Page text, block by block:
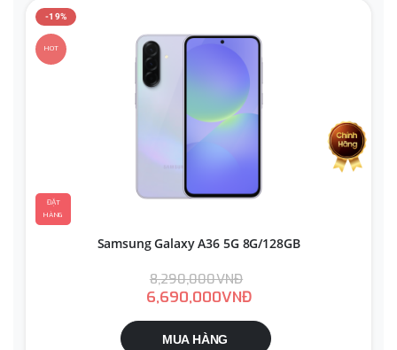
-19%
HOT
ĐẶT
HÀNG
Samsung Galaxy A36 5G 8G/128GB
8,290,000VNĐ
6,690,000VNĐ
MUA HÀNG